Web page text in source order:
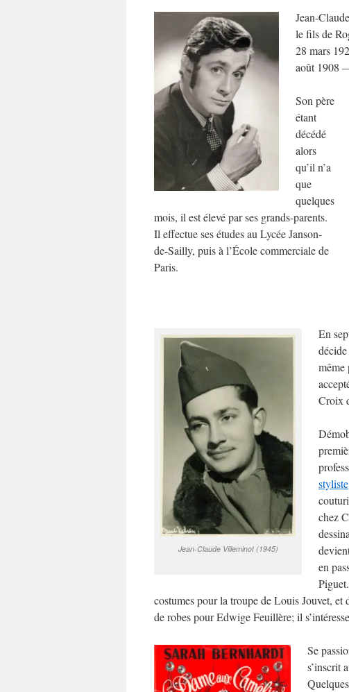
Jean-
le fils de
28 mars
août 1908
Son père
étant
décédé
alors
qu’il n’a
que
quelques
mois, il est élevé par ses grands-parents.
Il effectue ses études au Lycée Janson-
de-Sailly, puis à l’École commerciale de
Paris.
Jean-Claude Villeminot (1945)
En
même
Croix
styliste
chez
en
costumes pour la troupe de Louis Jouvet, et
de robes pour Edwige Feuillère; il
Se
s’inscrit